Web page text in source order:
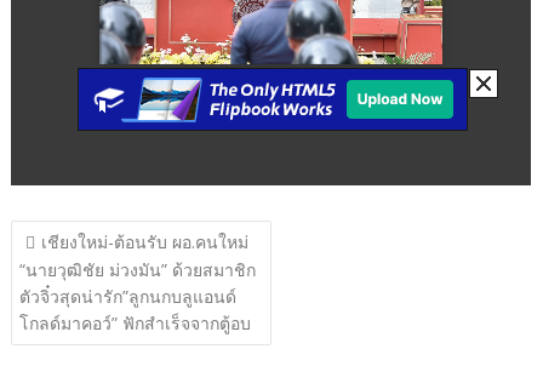
แนะแนว
เรื่อง
เชียงใหม่-ต้อนรับ ผอ.คนใหม่
“นายวุฒิชัย ม่วงมัน” ด้วยสมาชิก
ตัวจิ๋วสุดน่ารัก”ลูกนกบลูแอนด์
โกลด์มาคอว์” ฟักสำเร็จจากตู้อบ